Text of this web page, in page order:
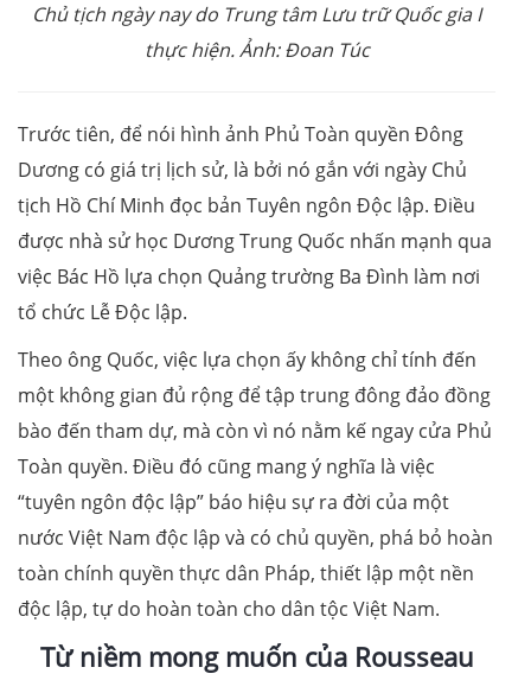
Chủ tịch ngày nay do Trung tâm Lưu trữ Quốc gia I
thực hiện. Ảnh: Đoan Túc
Trước tiên, để nói hình ảnh Phủ Toàn quyền Đông
Dương có giá trị lịch sử, là bởi nó gắn với ngày Chủ
tịch Hồ Chí Minh đọc bản Tuyên ngôn Độc lập. Điều
được nhà sử học Dương Trung Quốc nhấn mạnh qua
việc Bác Hồ lựa chọn Quảng trường Ba Đình làm nơi
tổ chức Lễ Độc lập.
Theo ông Quốc, việc lựa chọn ấy không chỉ tính đến
một không gian đủ rộng để tập trung đông đảo đồng
bào đến tham dự, mà còn vì nó nằm kế ngay cửa Phủ
Toàn quyền. Điều đó cũng mang ý nghĩa là việc
“tuyên ngôn độc lập” báo hiệu sự ra đời của một
nước Việt Nam độc lập và có chủ quyền, phá bỏ hoàn
toàn chính quyền thực dân Pháp, thiết lập một nền
độc lập, tự do hoàn toàn cho dân tộc Việt Nam.
Từ niềm mong muốn của Rousseau